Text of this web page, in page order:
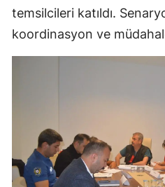
temsilcileri katıldı.
koordinasyon ve